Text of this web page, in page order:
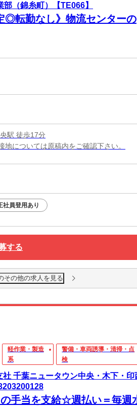
（錦糸町）【TE066】
◎転勤なし》物流センターの
駅 徒歩17分
については原稿内をご確認下さい。
社員登用あり
する
その他の求人を見る
軽作業・製造
系
警備・車両誘導・清掃・点
検
千葉ニュータウン中央・木下・印
手当を支給☆週払い＝毎週